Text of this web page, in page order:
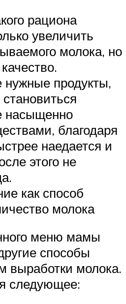
рациона
увеличить
молока, но
нужные продукты,
насыщенно
благодаря
наедается и
этого не
как способ
молока
меню мамы
способы
выработки молока.
следующее: